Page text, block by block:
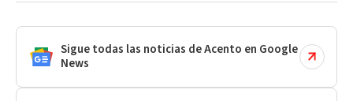
Sigue todas las noticias de Acento en Google
News